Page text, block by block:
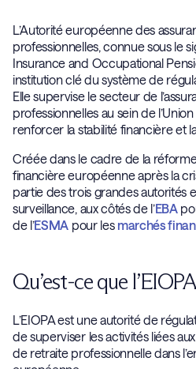
L’Autorité européenne des
professionnelles, connue sous le
Insurance and Occupational
institution clé du système de
Elle supervise le secteur de
professionnelles au sein de
renforcer la stabilité financière et
Créée dans le cadre de la
financière européenne après la
partie des trois grandes autorités
surveillance, aux côtés de l’EBA
de l’ESMA pour les marchés
Qu’est-ce que
L’EIOPA est une autorité de
de superviser les activités liées
de retraite professionnelle dans